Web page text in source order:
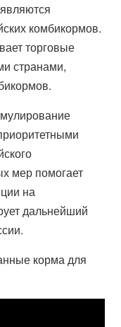
комбикормов.
торговые
странами,
мер помогает
на
дальнейший
корма для